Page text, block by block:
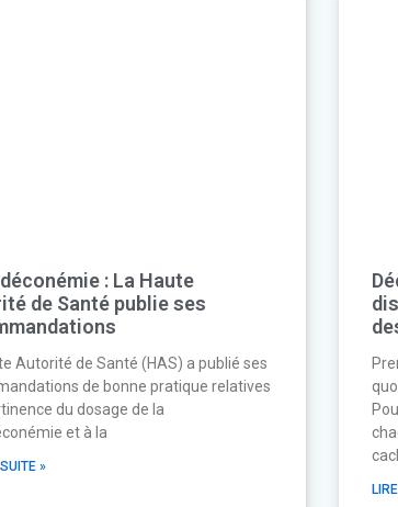
: La Haute
de Santé publie ses
Autorité de Santé (HAS) a publié ses
de bonne pratique relatives
du dosage de la
et à la
»